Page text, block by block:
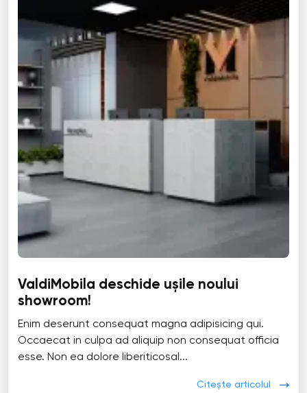
ValdiMobila deschide ușile noului
showroom!
Enim deserunt consequat magna adipisicing qui.
Occaecat in culpa ad aliquip non consequat officia
esse. Non ea dolore liberiticosal...
Citește articolul